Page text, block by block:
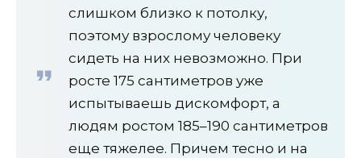
слишком близко к потолку,
поэтому взрослому человеку
сидеть на них невозможно. При
росте 175 сантиметров уже
испытываешь дискомфорт, а
людям ростом 185–190 сантиметров
еще тяжелее. Причем тесно и на